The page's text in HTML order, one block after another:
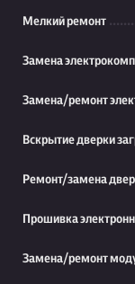
Мелкий ремонт
Замена
Замена/ремонт
Вскрытие дверки
Ремонт/замена
Прошивка
Замена/ремонт